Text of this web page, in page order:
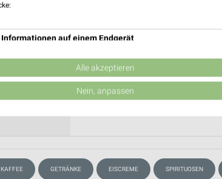
KAFFEE GETRÄNKE EISCREME SPIRITUOSEN
auf einem Endgerät
Auswahl von Werbeanzeigen
Werbung
personalisierter Inhalte
Alle akzeptieren
Nein, anpassen